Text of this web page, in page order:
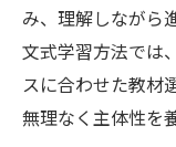
み、理解しながら
文式学習方法では
スに合わせた教材
無理なく主体性を